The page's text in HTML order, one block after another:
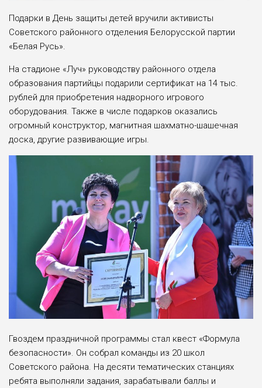
Подарки в День защиты детей вручили активисты
Советского районного отделения Белорусской партии
«Белая Русь».
На стадионе «Луч» руководству районного отдела
образования партийцы подарили сертификат на 14 тыс.
рублей для приобретения надворного игрового
оборудования. Также в числе подарков оказались
огромный конструктор, магнитная шахматно-шашечная
доска, другие развивающие игры.
Гвоздем праздничной программы стал квест «Формула
безопасности». Он собрал команды из 20 школ
Советского района. На десяти тематических станциях
ребята выполняли задания, зарабатывали баллы и